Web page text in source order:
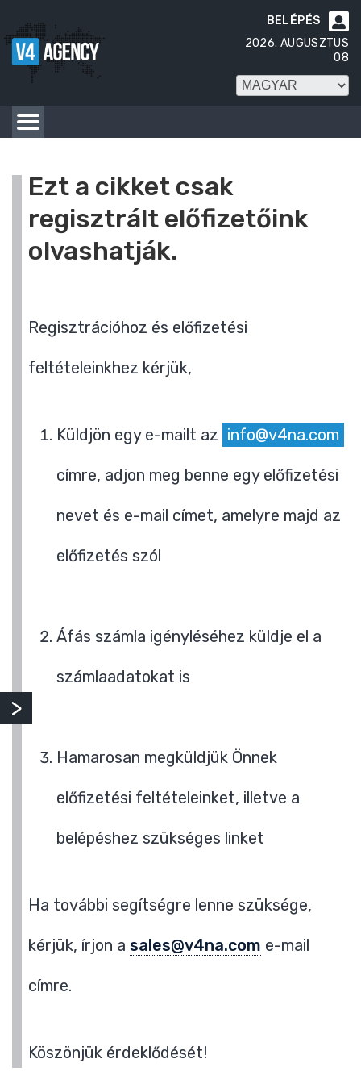

BELÉPÉS
2026. AUGUSZTUS
08
Ezt a cikket csak
regisztrált előfizetőink
olvashatják.
Regisztrációhoz és előfizetési
feltételeinkhez kérjük,
Küldjön egy e-mailt az info@v4na.com
címre, adjon meg benne egy előfizetési
nevet és e-mail címet, amelyre majd az
előfizetés szól
Áfás számla igényléséhez küldje el a
számlaadatokat is
Hamarosan megküldjük Önnek
előfizetési feltételeinket, illetve a
belépéshez szükséges linket
Ha további segítségre lenne szüksége,
kérjük, írjon a sales@v4na.com e-mail
címre.
Köszönjük érdeklődését!